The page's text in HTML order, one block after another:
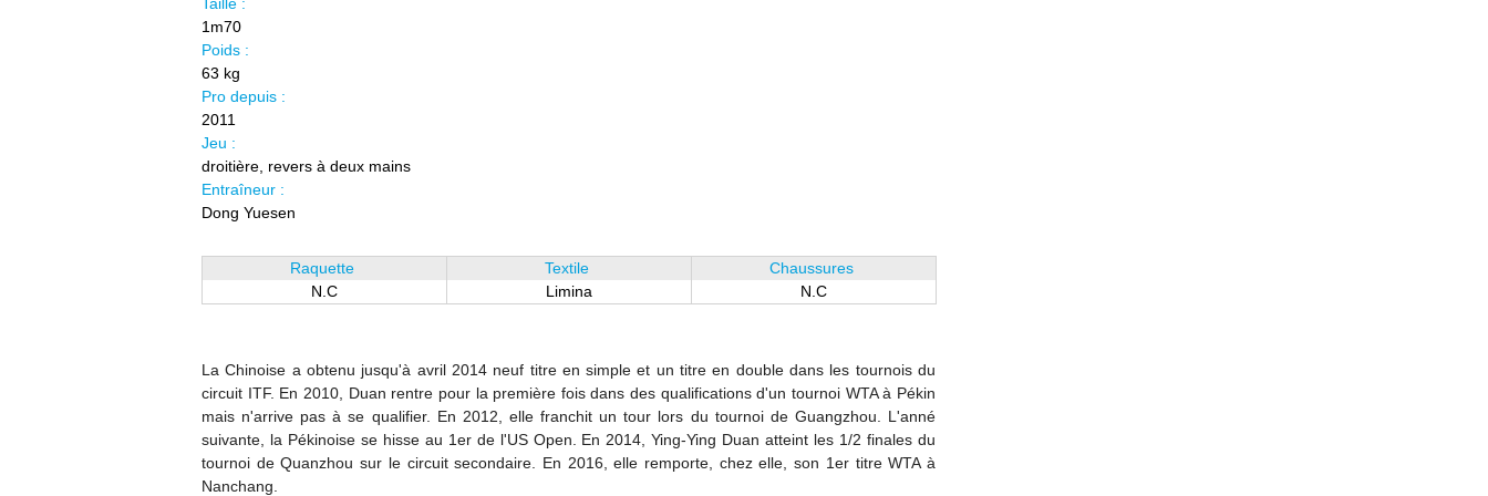
1m70
Poids :
63 kg
Pro depuis :
2011
Jeu :
droitière, revers à deux mains
Entraîneur :
Dong Yuesen
Raquette
N.C
Textile
Limina
Chaussures
N.C
La Chinoise a obtenu jusqu'à avril 2014 neuf titre en simple et un titre en double dans les tournois du
circuit ITF. En 2010, Duan rentre pour la première fois dans des qualifications d'un tournoi WTA à Pékin
mais n'arrive pas à se qualifier. En 2012, elle franchit un tour lors du tournoi de Guangzhou. L'anné
suivante, la Pékinoise se hisse au 1er de l'US Open. En 2014, Ying-Ying Duan atteint les 1/2 finales du
tournoi de Quanzhou sur le circuit secondaire. En 2016, elle remporte, chez elle, son 1er titre WTA à
Nanchang.